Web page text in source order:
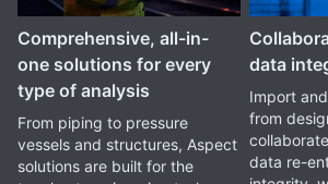
Comprehensive, all-in-
one solutions for every
type of analysis
From piping to pressure
vessels and structures, Aspect
solutions are built for the
data
Import
from
data re-